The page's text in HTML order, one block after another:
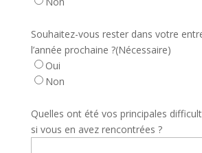
Souhaitez-vous rester dans votre
l’année prochaine ?(Nécessaire)
Oui
Non
Quelles ont été vos principales
si vous en avez rencontrées ?